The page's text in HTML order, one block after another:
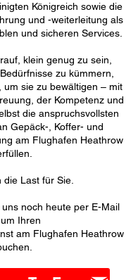
Königreich sowie die
und -weiterleitung als
und sicheren Services.
klein genug zu sein,
zu kümmern,
um sie zu bewältigen – mit
der Kompetenz und
die anspruchsvollsten
Gepäck-, Koffer- und
am Flughafen Heathrow
Last für Sie.
noch heute per E-Mail
Ihren
am Flughafen Heathrow